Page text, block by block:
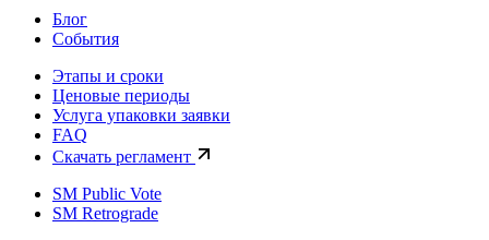
Блог
События
Этапы и сроки
Ценовые периоды
Услуга упаковки заявки
FAQ
Скачать регламент
SM Public Vote
SM Retrograde